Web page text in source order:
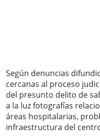
Según denuncias
cercanas al proceso
del presunto delito de
a la luz fotografías
áreas hospitalarias,
infraestructura del